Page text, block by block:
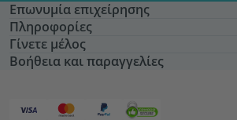
Επωνυμία επιχείρησης
Πληροφορίες
Γίνετε μέλος
Βοήθεια και παραγγελίες